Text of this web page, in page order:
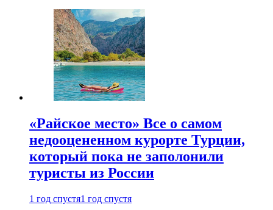
«Райское место» Все о самом
недооцененном курорте Турции,
который пока не заполонили
туристы из России
1 год спустя1 год спустя